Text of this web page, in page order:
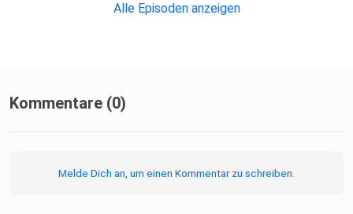
Alle Episoden anzeigen
Kommentare (0)
Melde Dich an, um einen Kommentar zu schreiben.